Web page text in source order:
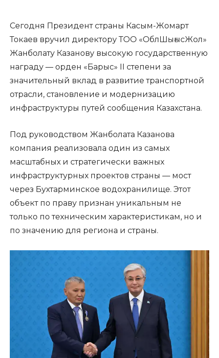
Сегодня Президент страны Касым-Жомарт
Токаев вручил директору ТОО «ОблШығысЖол»
Жанболату Казанову высокую государственную
награду — орден «Барыс» II степени за
значительный вклад в развитие транспортной
отрасли, становление и модернизацию
инфраструктуры путей сообщения Казахстана.
Под руководством Жанболата Казанова
компания реализовала один из самых
масштабных и стратегически важных
инфраструктурных проектов страны — мост
через Бухтарминское водохранилище. Этот
объект по праву признан уникальным не
только по техническим характеристикам, но и
по значению для региона и страны.